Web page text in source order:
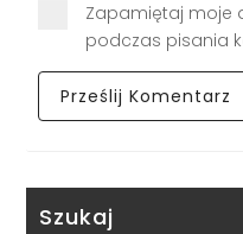
Zapamiętaj moje
podczas pisania
Szukaj